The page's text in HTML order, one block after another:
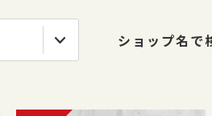
ショップ名で